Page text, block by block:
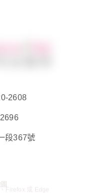
2608
段367號